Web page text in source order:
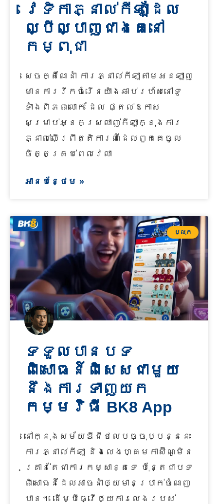
វេទិកាភ្នាល់កីឡាដែល
ល្បីល្បាញជាងគេនៅ
កម្ពុជា
សេចក្តីណែនាំ ការភ្នាល់កីឡាតាមអនឡាញ
មានការរីកចំរើនយ៉ាងឆាប់រហ័សនៅទូ
ទាំងពិភពលោក ដែល ផ្តល់ឱកាស
សម្រាប់អ្នកស្រលាញ់កីឡាក្នុងការ
ភ្នាល់លើព្រឹត្តិការណ៍ដែលពួកគេចូល
ចិត្តគ្រប់ពេលវេលា
អានបន្ថែម »
ប្លុក
ទទួលបានបទ
ពិសោធន៍ពិសេសជាមួយ
នឹងការទាញយក
កម្មវិធី BK8 App
នៅក្នុងសម័យឌីជីថលបច្ចុប្បន្ននេះ
ការភ្នាល់កីឡា និងលេងហ្គេមកាស៊ីណូមិន
គ្រាន់តែជាការកម្សាន្តទេ ប៉ុន្តែជាបទ
ពិសោធន៍ដែលអាចនាំឲ្យមានប្រាក់ចំណេញ
បាន។ ដើម្បីធ្វើឲ្យការលេងរបស់